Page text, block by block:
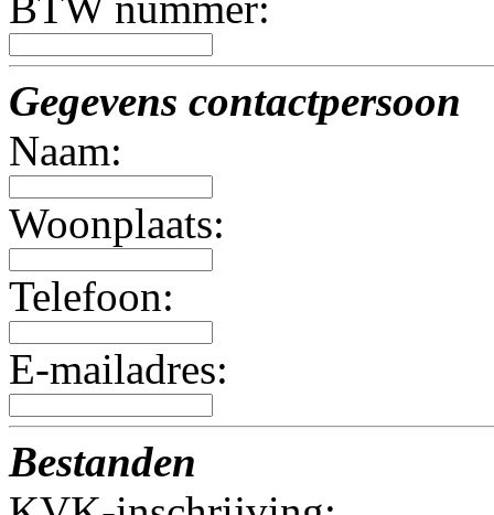
Gegevens contactpersoon
Naam:
Woonplaats:
Telefoon:
E-mailadres:
Bestanden